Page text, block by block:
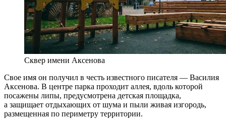
Сквер имени Аксенова
Свое имя он получил в честь известного писателя — Василия
Аксенова. В центре парка проходит аллея, вдоль которой
посажены липы, предусмотрена детская площадка,
а защищает отдыхающих от шума и пыли живая изгородь,
размещенная по периметру территории.